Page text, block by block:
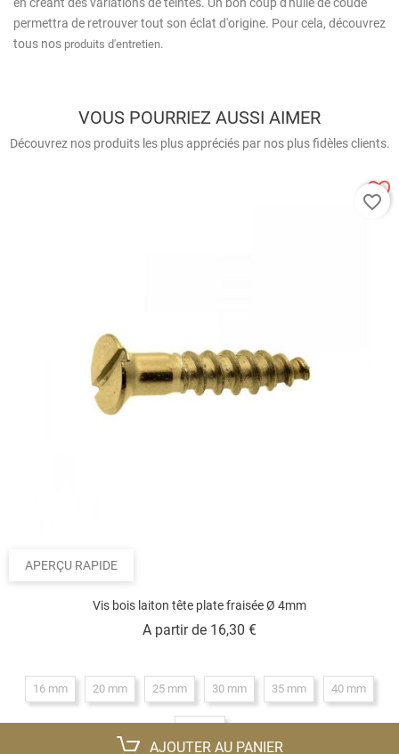
en créant des variations de teintes. Un bon coup d'huile de coude
permettra de retrouver tout son éclat d'origine. Pour cela, découvrez
tous nos produits d'entretien.
VOUS POURRIEZ AUSSI AIMER
Découvrez nos produits les plus appréciés par nos plus fidèles clients.
APERÇU RAPIDE
Vis bois laiton tête plate fraisée Ø 4mm
A partir de 16,30 €Prix
16 mm 20 mm 25 mm 30 mm 35 mm 40 mm
AJOUTER AU PANIER
favorite_border